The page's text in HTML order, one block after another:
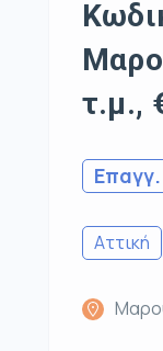
τ.μ.,
Αττική